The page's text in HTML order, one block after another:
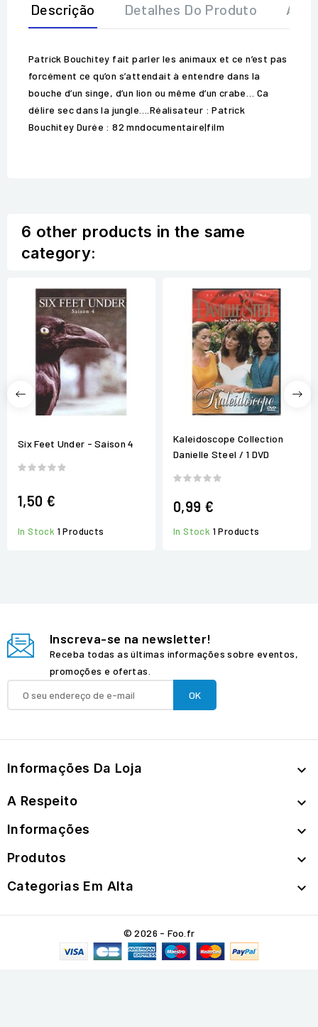
Descrição Detalhes Do Produto
Patrick Bouchitey fait parler les animaux et ce n’est pas
forcément ce qu’on s’attendait à entendre dans la
bouche d’un singe, d’un lion ou même d’un crabe… Ca
délire sec dans la jungle….Réalisateur : Patrick
Bouchitey Durée : 82 mndocumentaire|film
6 other products in the same
category:
Six Feet Under - Saison 4
1,50 €
In Stock 1 Products
Kaleidoscope Collection
Danielle Steel / 1 DVD
0,99 €
In Stock 1 Products
Inscreva-se na newsletter!
Receba todas as últimas informações sobre eventos,
promoções e ofertas.
Informações Da Loja 
A Respeito 
Informações 
Produtos 
Categorias Em Alta 
© 2026 - Foo.fr